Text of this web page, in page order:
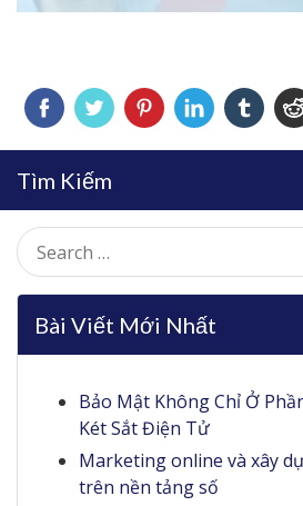
Tìm Kiếm
Search
for:
Bài Viết Mới Nhất
Bảo Mật Không Chỉ Ở
Két Sắt Điện Tử
Marketing online và xây
trên nền tảng số